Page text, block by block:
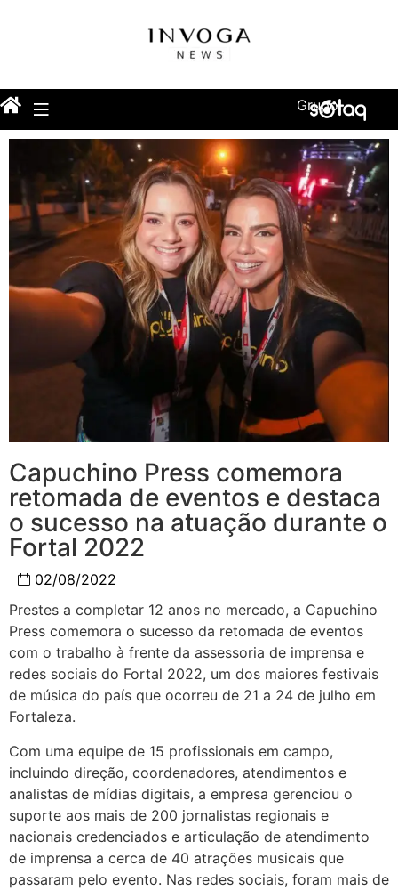
Grupo
Capuchino Press comemora
retomada de eventos e destaca
o sucesso na atuação durante o
Fortal 2022
02/08/2022
Prestes a completar 12 anos no mercado, a Capuchino
Press comemora o sucesso da retomada de eventos
com o trabalho à frente da assessoria de imprensa e
redes sociais do Fortal 2022, um dos maiores festivais
de música do país que ocorreu de 21 a 24 de julho em
Fortaleza.
Com uma equipe de 15 profissionais em campo,
incluindo direção, coordenadores, atendimentos e
analistas de mídias digitais, a empresa gerenciou o
suporte aos mais de 200 jornalistas regionais e
nacionais credenciados e articulação de atendimento
de imprensa a cerca de 40 atrações musicais que
passaram pelo evento. Nas redes sociais, foram mais de